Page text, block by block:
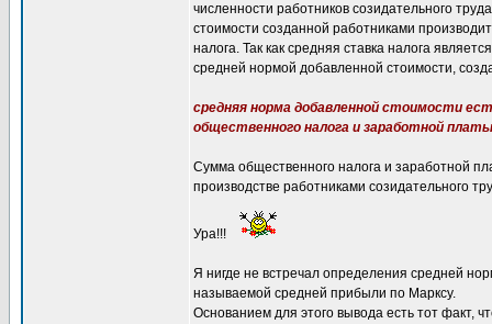
численности работников созидательного
стоимости созданной работниками
налога. Так как средняя ставка налога
средней нормой добавленной стоимости,
средняя норма добавленной стоимости
общественного налога и заработной
Сумма общественного налога и заработной
производстве работниками созидательного
Ура!!!
Я нигде не встречал определения средней
называемой средней прибыли по Марксу.
Основанием для этого вывода есть тот факт,